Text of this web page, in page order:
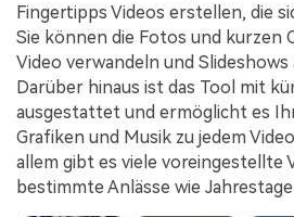
Fingertipps Videos erstellen, die
Sie können die Fotos und kurzen
Video verwandeln und
Darüber hinaus ist das Tool mit
ausgestattet und ermöglicht es
Grafiken und Musik zu jedem
allem gibt es viele voreingestellte
bestimmte Anlässe wie